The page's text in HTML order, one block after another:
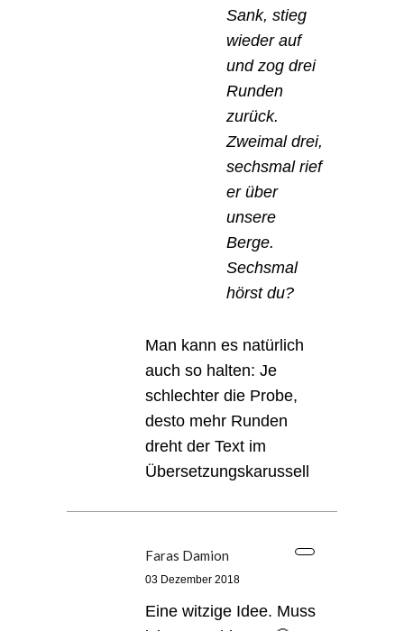
Sank, stieg
wieder auf
und zog drei
Runden
zurück.
Zweimal drei,
sechsmal rief
er über
unsere
Berge.
Sechsmal
hörst du?
Man kann es natürlich
auch so halten: Je
schlechter die Probe,
desto mehr Runden
dreht der Text im
Übersetzungskarussell
Faras Damion
03 Dezember 2018
Eine witzige Idee. Muss